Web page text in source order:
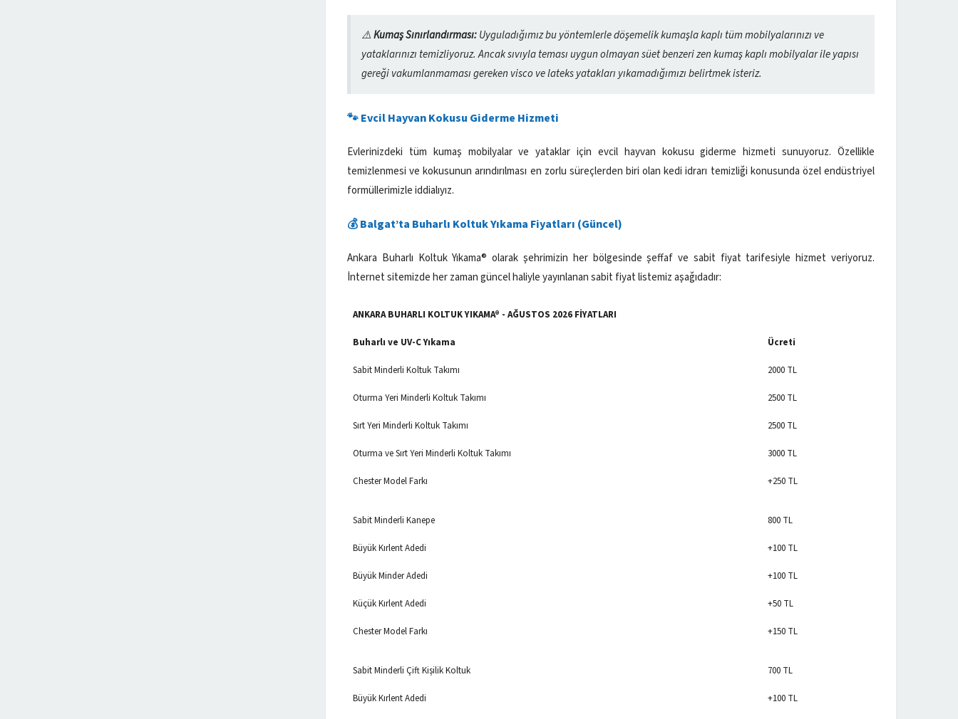
⚠️Kumaş Sınırlandırması:Uyguladığımız bu yöntemlerle döşemelik kumaşla kaplı tüm mobilyalarınızı ve
yataklarınızı temizliyoruz. Ancak sıvıyla teması uygun olmayan süet benzeri zen kumaş kaplı mobilyalar ile yapısı
gereği vakumlanmaması gereken visco ve lateks yatakları yıkamadığımızı belirtmek isteriz.
🐾 Evcil Hayvan Kokusu Giderme Hizmeti
Evlerinizdeki tüm kumaş mobilyalar ve yataklar için evcil hayvan kokusu giderme hizmeti sunuyoruz. Özellikle
temizlenmesi ve kokusunun arındırılması en zorlu süreçlerden biri olan kedi idrarı temizliği konusunda özel endüstriyel
formüllerimizle iddialıyız.
💰 Balgat’ta Buharlı Koltuk Yıkama Fiyatları (Güncel)
Ankara Buharlı Koltuk Yıkama® olarak şehrimizin her bölgesinde şeffaf ve sabit fiyat tarifesiyle hizmet veriyoruz.
İnternet sitemizde her zaman güncel haliyle yayınlanan sabit fiyat listemiz aşağıdadır:
ANKARA BUHARLI KOLTUK YIKAMA® - AĞUSTOS 2026 FİYATLARI
Buharlı ve UV-C Yıkama Ücreti
Sabit Minderli Koltuk Takımı 2000 TL
Oturma Yeri Minderli Koltuk Takımı 2500 TL
Sırt Yeri Minderli Koltuk Takımı 2500 TL
Oturma ve Sırt Yeri Minderli Koltuk Takımı 3000 TL
Chester Model Farkı +250 TL
Sabit Minderli Kanepe 800 TL
Büyük Kırlent Adedi +100 TL
Büyük Minder Adedi +100 TL
Küçük Kırlent Adedi +50 TL
Chester Model Farkı +150 TL
Sabit Minderli Çift Kişilik Koltuk 700 TL
Büyük Kırlent Adedi +100 TL